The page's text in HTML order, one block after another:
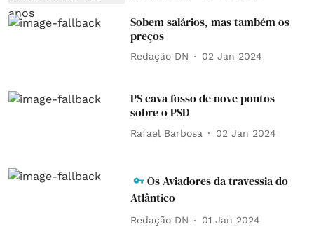
Sobem salários, mas também os
preços
Redação DN 02 Jan 2024
PS cava fosso de nove pontos
sobre o PSD
Rafael Barbosa 02 Jan 2024
Os Aviadores da travessia do
Atlântico
Redação DN 01 Jan 2024